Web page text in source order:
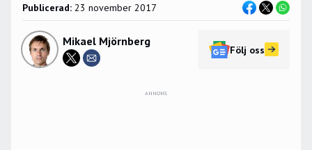
Publicerad: 23 november 2017
Mikael Mjörnberg
Följ oss
ANNONS